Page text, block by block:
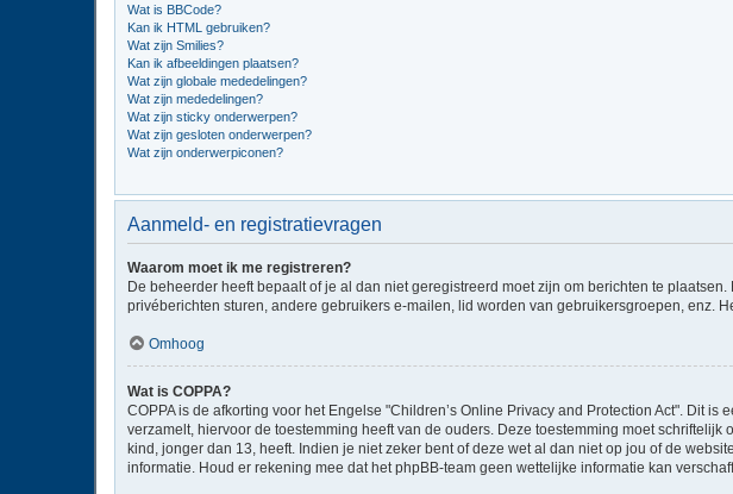
Wat is BBCode?
Kan ik HTML gebruiken?
Wat zijn Smilies?
Kan ik afbeeldingen plaatsen?
Wat zijn globale mededelingen?
Wat zijn mededelingen?
Wat zijn sticky onderwerpen?
Wat zijn gesloten onderwerpen?
Wat zijn onderwerpiconen?
Aanmeld- en registratievragen
Waarom moet ik me registreren?
De beheerder heeft bepaalt of je al dan niet geregistreerd moet zijn om berichten te
privéberichten sturen, andere gebruikers e-mailen, lid worden van gebruikersgroepen, enz.
Omhoog
Wat is COPPA?
COPPA is de afkorting voor het Engelse "Children’s Online Privacy and Protection Act". Dit
verzamelt, hiervoor de toestemming heeft van de ouders. Deze toestemming moet
kind, jonger dan 13, heeft. Indien je niet zeker bent of deze wet al dan niet op jou of de
informatie. Houd er rekening mee dat het phpBB-team geen wettelijke informatie kan